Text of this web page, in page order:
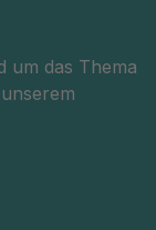
um das Thema